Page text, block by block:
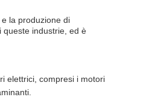
la produzione di
queste industrie, ed è
elettrici, compresi i motori